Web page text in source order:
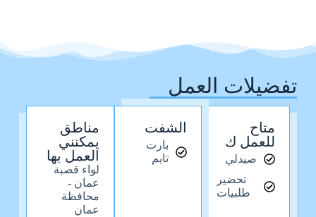
تفضيلات العمل
متاح
للعمل ك
صيدلي
تحضير
طلبيات
الشفت
بارت
تايم
مناطق
يمكنني
العمل بها
لواء قصبة
عمان -
محافظة
عمان